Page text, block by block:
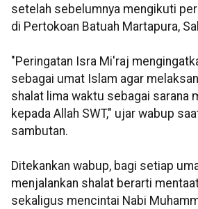
setelah sebelumnya mengikuti
di Pertokoan Batuah Martapura,
"Peringatan Isra Mi'raj
sebagai umat Islam agar
shalat lima waktu sebagai sarana
kepada Allah SWT," ujar wabup
sambutan.
Ditekankan wabup, bagi setiap
menjalankan shalat berarti
sekaligus mencintai Nabi